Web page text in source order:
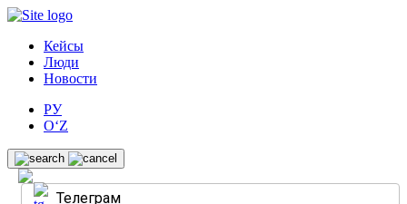
Кейсы
Люди
Новости
РУ
O‘Z
Телеграм